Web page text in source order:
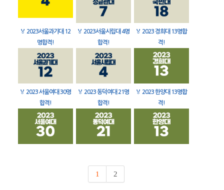
🏅 2023서울과기대 12
명합격!
🏅 2023서울시립대 4명
합격!
🏅 2023 경희대 13명합
격!
🏅 2023 서울여대 30명
합격!
🏅 2023 동덕여대 21명
합격!
🏅 2023 한양대 13명합
격!
1 2